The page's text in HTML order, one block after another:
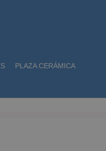
PLAZA CERÁMICA